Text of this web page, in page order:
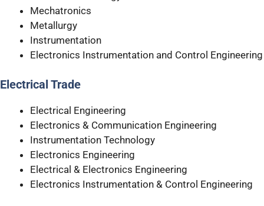
Mechatronics
Metallurgy
Instrumentation
Electronics Instrumentation and Control Engineering
Electrical Trade
Electrical Engineering
Electronics & Communication Engineering
Instrumentation Technology
Electronics Engineering
Electrical & Electronics Engineering
Electronics Instrumentation & Control Engineering